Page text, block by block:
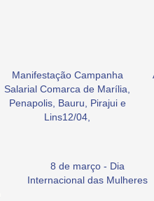
Manifestação Campanha
Salarial Comarca de Marília,
Penapolis, Bauru, Pirajui e
Lins12/04,
8 de março - Dia
Internacional das Mulheres